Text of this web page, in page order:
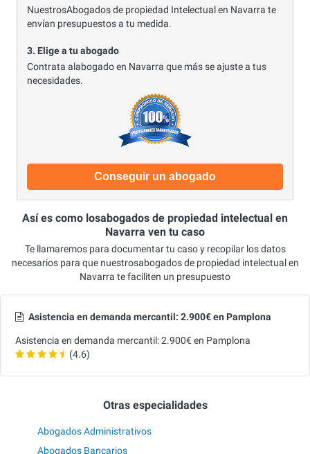
NuestrosAbogados de propiedad Intelectual en Navarra te
envían presupuestos a tu medida.
3. Elige a tu abogado
Contrata alabogado en Navarra que más se ajuste a tus
necesidades.
Conseguir un abogado
Así es como losabogados de propiedad intelectual en
Navarra ven tu caso
Te llamaremos para documentar tu caso y recopilar los datos
necesarios para que nuestrosabogados de propiedad intelectual en
Navarra te faciliten un presupuesto
Asistencia en demanda mercantil: 2.900€ en Pamplona
Asistencia en demanda mercantil: 2.900€ en Pamplona
(4.6)
Otras especialidades
Abogados Administrativos
Abogados Bancarios